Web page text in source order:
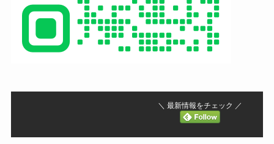
＼ 最新情報をチェック ／